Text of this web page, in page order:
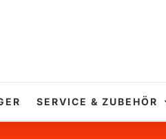
SERVICE & ZUBEHÖR